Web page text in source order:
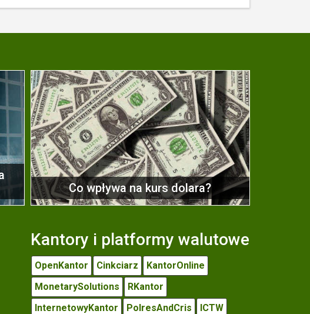
Co wpływa na kurs dolara?
Kantory i platformy walutowe
OpenKantor Cinkciarz
KantorOnline
MonetarySolutions
RKantor
InternetowyKantor
PolresAndCris
ICTW